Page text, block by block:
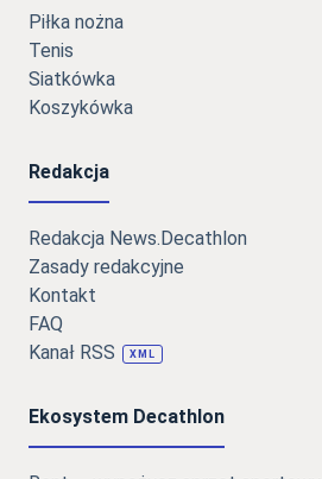
Piłka nożna
Tenis
Siatkówka
Koszykówka
Redakcja
Redakcja News.Decathlon
Zasady redakcyjne
Kontakt
FAQ
Kanał RSS
XML
Ekosystem Decathlon